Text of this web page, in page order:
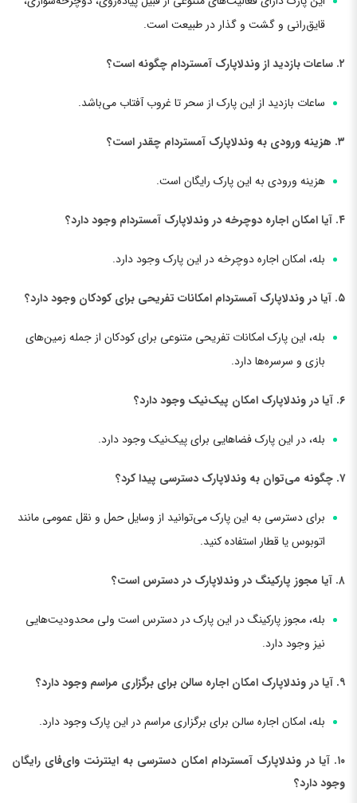
قایق‌رانی و گشت‌ و گذار در طبیعت است.
۲. ساعات بازدید از وندلاپارک آمستردام چگونه است؟
ساعات بازدید از این پارک از سحر تا غروب آفتاب می‌باشد.
۳. هزینه ورودی به وندلاپارک آمستردام چقدر است؟
هزینه ورودی به این پارک رایگان است.
۴. آیا امکان اجاره دوچرخه در وندلاپارک آمستردام وجود دارد؟
بله، امکان اجاره دوچرخه در این پارک وجود دارد.
۵. آیا در وندلاپارک آمستردام امکانات تفریحی برای کودکان وجود دارد؟
بله، این پارک امکانات تفریحی متنوعی برای کودکان از جمله زمین‌های
بازی و سرسره‌ها دارد.
۶. آیا در وندلاپارک امکان پیک‌نیک وجود دارد؟
بله، در این پارک فضاهایی برای پیک‌نیک وجود دارد.
۷. چگونه می‌توان به وندلاپارک دسترسی پیدا کرد؟
برای دسترسی به این پارک می‌توانید از وسایل حمل و نقل عمومی مانند
اتوبوس یا قطار استفاده کنید.
۸. آیا مجوز پارکینگ در وندلاپارک در دسترس است؟
بله، مجوز پارکینگ در این پارک در دسترس است ولی محدودیت‌هایی
نیز وجود دارد.
۹. آیا در وندلاپارک امکان اجاره سالن برای برگزاری مراسم وجود دارد؟
بله، امکان اجاره سالن برای برگزاری مراسم در این پارک وجود دارد.
۱۰. آیا در وندلاپارک آمستردام امکان دسترسی به اینترنت وای‌فای رایگان
وجود دارد؟